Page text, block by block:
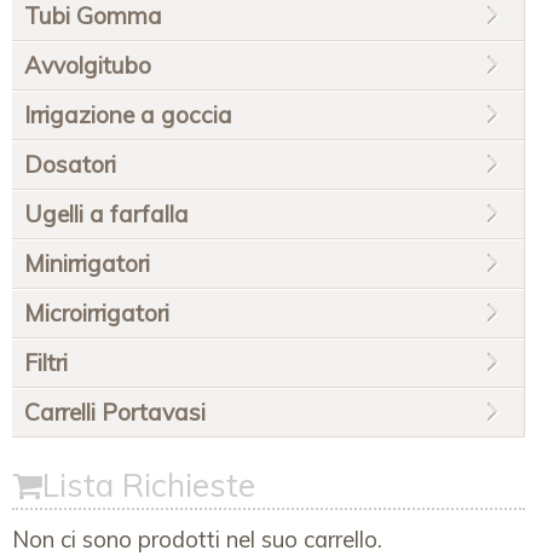
Tubi Gomma
Avvolgitubo
Irrigazione a goccia
Dosatori
Ugelli a farfalla
Minirrigatori
Microirrigatori
Filtri
Carrelli Portavasi
Lista Richieste
Non ci sono prodotti nel suo carrello.